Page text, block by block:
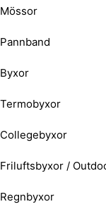
Mössor
Pannband
Byxor
Termobyxor
Collegebyxor
Friluftsbyxor /
Regnbyxor